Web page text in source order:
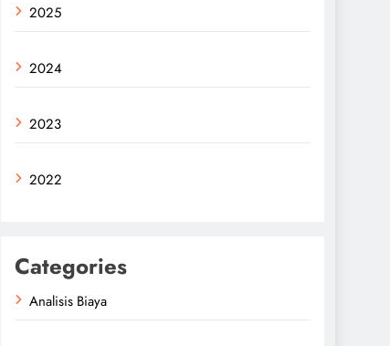
2025
2024
2023
2022
Categories
Analisis Biaya